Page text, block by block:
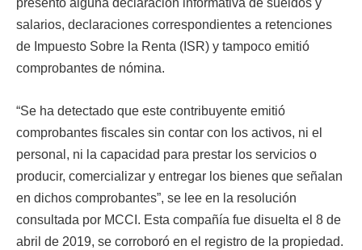
presentó alguna declaración informativa de sueldos y
salarios, declaraciones correspondientes a retenciones
de Impuesto Sobre la Renta (ISR) y tampoco emitió
comprobantes de nómina.
“Se ha detectado que este contribuyente emitió
comprobantes fiscales sin contar con los activos, ni el
personal, ni la capacidad para prestar los servicios o
producir, comercializar y entregar los bienes que señalan
en dichos comprobantes”, se lee en la resolución
consultada por MCCI. Esta compañía fue disuelta el 8 de
abril de 2019, se corroboró en el registro de la propiedad.